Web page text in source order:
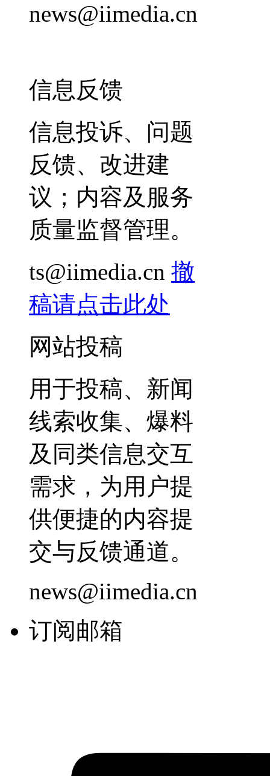
news@iimedia.cn
信息反馈
信息投诉、问题
反馈、改进建
议；内容及服务
质量监督管理。
ts@iimedia.cn 撤
稿请点击此处
网站投稿
用于投稿、新闻
线索收集、爆料
及同类信息交互
需求，为用户提
供便捷的内容提
交与反馈通道。
news@iimedia.cn
订阅邮箱